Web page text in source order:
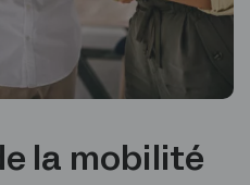
la mobilité